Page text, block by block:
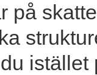
på
istället